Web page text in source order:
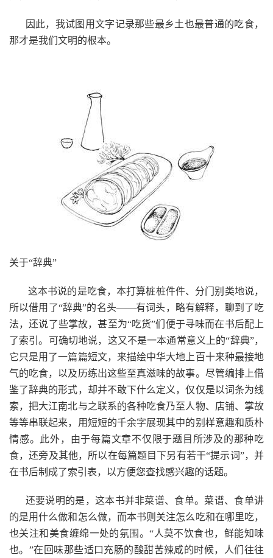
因此，我试图用文字记录那些最乡土也最普通的吃食，
那才是我们文明的根本。
关于“辞典”
这本书说的是吃食，本打算桩桩件件、分门别类地说，
所以借用了“辞典”的名头——有词头，略有解释，聊到了吃
法，还说了些掌故，甚至为“吃货”们便于寻味而在书后配上
了索引。可确切地说，这又不是一本通常意义上的“辞典”，
它只是用了一篇篇短文，来描绘中华大地上百十来种最接地
气的吃食，以及历练出这些至真滋味的故事。尽管编排上借
鉴了辞典的形式，却并不敢下什么定义，仅仅是以词条为线
索，把大江南北与之联系的各种吃食乃至人物、店铺、掌故
等等串联起来，用短短的千余字展现其中的别样意趣和质朴
情感。此外，由于每篇文章不仅限于题目所涉及的那种吃
食，还旁及其他，所以在每篇题目下另有若干“提示词”，并
在书后制成了索引表，以方便您查找感兴趣的话题。
还要说明的是，这本书并非菜谱、食单。菜谱、食单讲
的是用什么做和怎么做，而本书则关注怎么吃和在哪里吃，
也关注和美食缠绵一处的氛围。“人莫不饮食也，鲜能知味
也。”在回味那些适口充肠的酸甜苦辣咸的时候，人们往往